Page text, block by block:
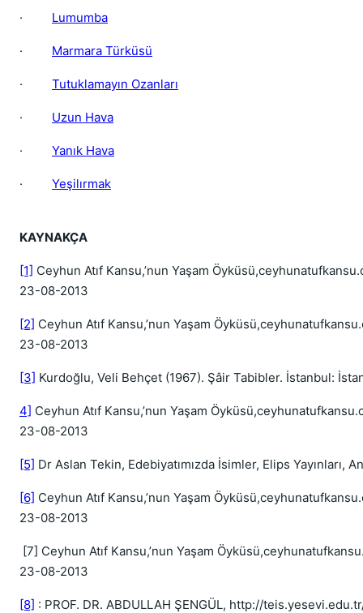
· Lumumba
· Marmara Türküsü
· Tutuklamayın Ozanları
· Uzun Hava
· Yanık Hava
· Yeşilırmak
KAYNAKÇA
[1] Ceyhun Atıf Kansu,’nun Yaşam
23-08-2013
[2] Ceyhun Atıf Kansu,’nun Yaşam
23-08-2013
[3] Kurdoğlu, Veli Behçet (1967). Şâir Tabibler. İstanbul:
4] Ceyhun Atıf Kansu,’nun Yaşam
23-08-2013
[5] Dr Aslan Tekin, Edebiyatımızda İsimler, Elips Yayınları,
[6] Ceyhun Atıf Kansu,’nun Yaşam
23-08-2013
[7] Ceyhun Atıf Kansu,’nun Yaşam
23-08-2013
[8] : PROF. DR. ABDULLAH ŞENGÜL, http://